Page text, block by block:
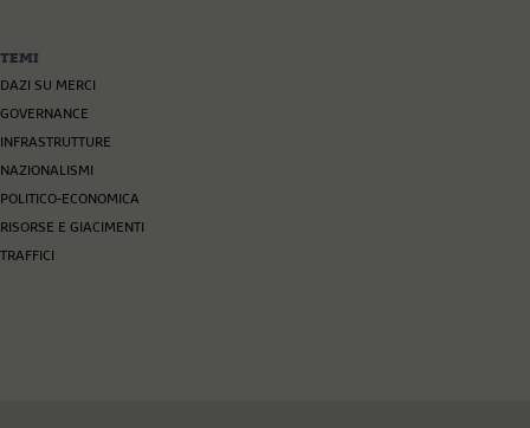
TEMI
DAZI SU MERCI
GOVERNANCE
INFRASTRUTTURE
NAZIONALISMI
POLITICO-ECONOMICA
RISORSE E GIACIMENTI
TRAFFICI